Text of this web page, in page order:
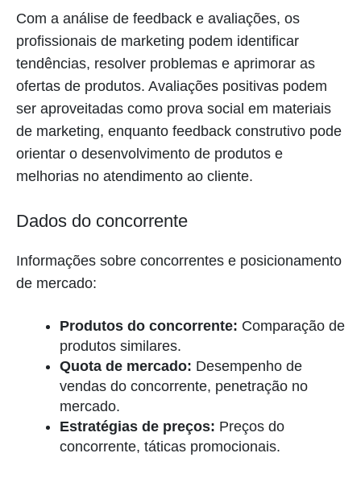
Com a análise de feedback e avaliações, os
profissionais de marketing podem identificar
tendências, resolver problemas e aprimorar as
ofertas de produtos. Avaliações positivas podem
ser aproveitadas como prova social em materiais
de marketing, enquanto feedback construtivo pode
orientar o desenvolvimento de produtos e
melhorias no atendimento ao cliente.
Dados do concorrente
Informações sobre concorrentes e posicionamento
de mercado:
Produtos do concorrente: Comparação de
produtos similares.
Quota de mercado: Desempenho de
vendas do concorrente, penetração no
mercado.
Estratégias de preços: Preços do
concorrente, táticas promocionais.